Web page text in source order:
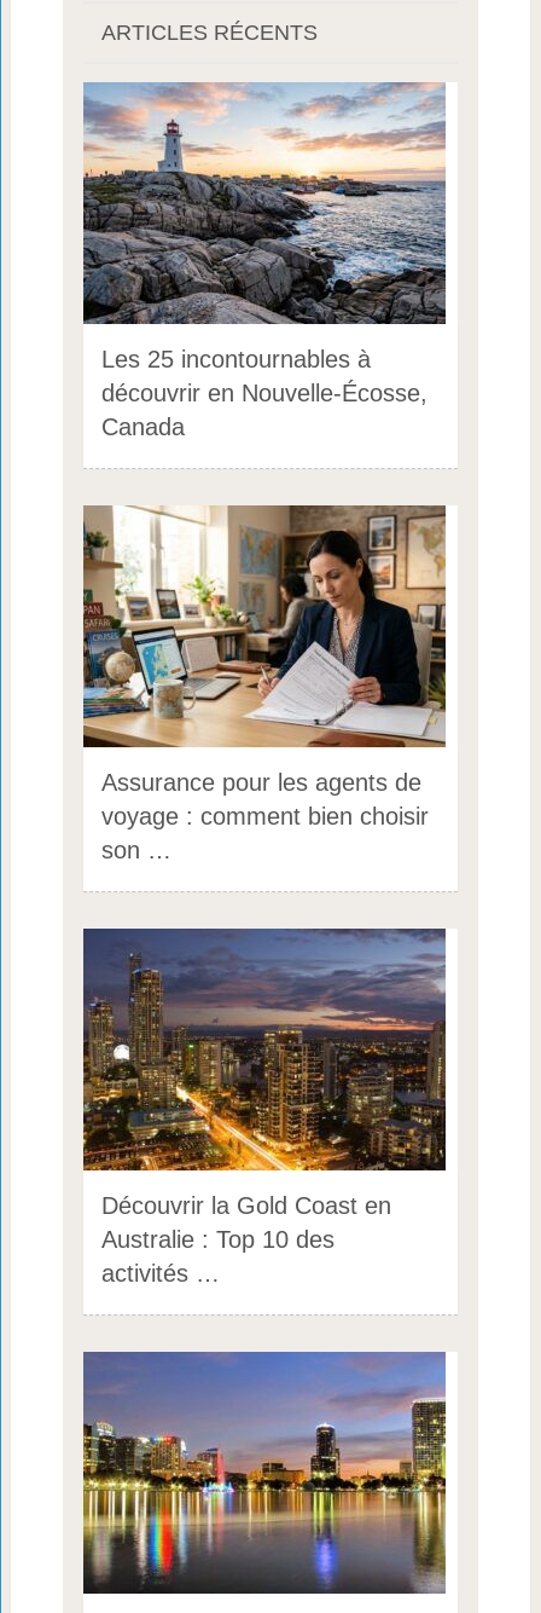
ARTICLES RÉCENTS
Les 25 incontournables à
découvrir en Nouvelle-Écosse,
Canada
Assurance pour les agents de
voyage : comment bien choisir
son …
Découvrir la Gold Coast en
Australie : Top 10 des
activités …